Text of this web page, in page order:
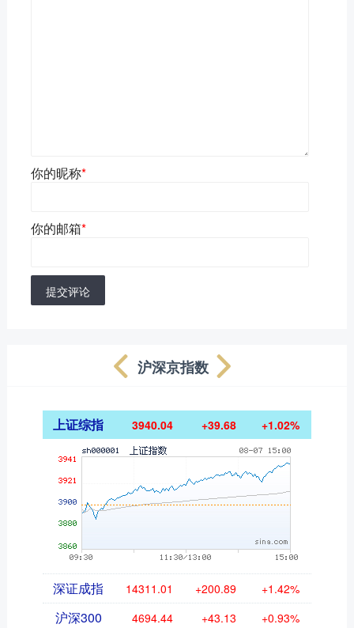
你的昵称*
你的邮箱*
提交评论
沪深京指数
上证综指 3940.04 +39.68 +1.02%
深证成指 14311.01 +200.89 +1.42%
沪深300 4694.44 +43.13 +0.93%